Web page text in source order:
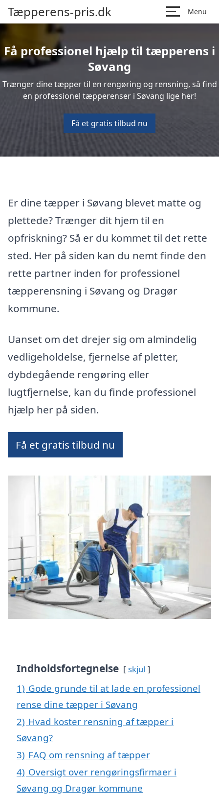
Tæpperens-pris.dk Menu
Få professionel hjælp til tæpperens i
Søvang
Trænger dine tæpper til en rengøring og rensning, så find
en professionel tæpperenser i Søvang lige her!
Få et gratis tilbud nu
Er dine tæpper i Søvang blevet matte og
plettede? Trænger dit hjem til en
opfriskning? Så er du kommet til det rette
sted. Her på siden kan du nemt finde den
rette partner inden for professionel
tæpperensning i Søvang og Dragør
kommune.
Uanset om det drejer sig om almindelig
vedligeholdelse, fjernelse af pletter,
dybdegående rengøring eller
lugtfjernelse, kan du finde professionel
hjælp her på siden.
Få et gratis tilbud nu
Indholdsfortegnelse skjul
1) Gode grunde til at lade en professionel
rense dine tæpper i Søvang
2) Hvad koster rensning af tæpper i
Søvang?
3) FAQ om rensning af tæpper
4) Oversigt over rengøringsfirmaer i
Søvang og Dragør kommune